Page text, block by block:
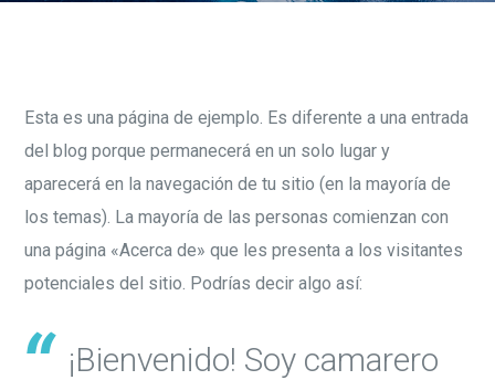
Esta es una página de ejemplo. Es diferente a una entrada
del blog porque permanecerá en un solo lugar y
aparecerá en la navegación de tu sitio (en la mayoría de
los temas). La mayoría de las personas comienzan con
una página «Acerca de» que les presenta a los visitantes
potenciales del sitio. Podrías decir algo así:
¡Bienvenido! Soy camarero